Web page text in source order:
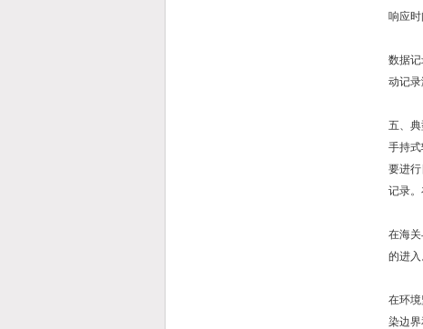
响应
数据
动记录
五、
手持
要进
记录
在海
的进入
在环
染边